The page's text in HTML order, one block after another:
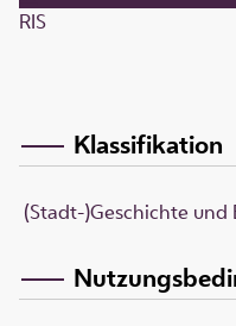
RIS
Klassifikation
(Stadt-)Geschichte und